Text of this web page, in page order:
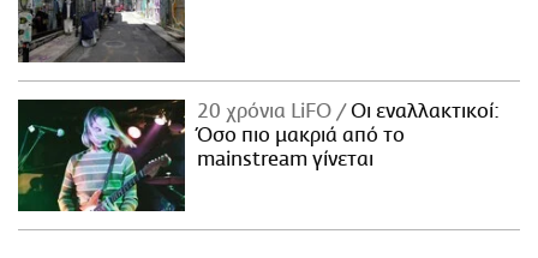
20 χρόνια LiFO
Οι εναλλακτικοί:
Όσο πιο μακριά από το
mainstream γίνεται